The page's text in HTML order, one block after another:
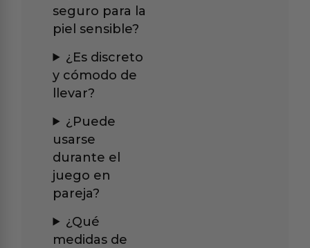
seguro para la
piel sensible?
¿Es discreto
y cómodo de
llevar?
¿Puede
usarse
durante el
juego en
pareja?
¿Qué
medidas de